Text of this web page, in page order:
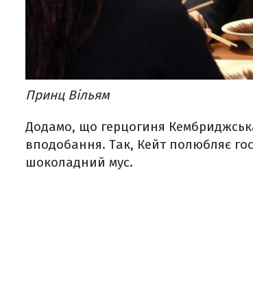
Принц Вільям
Додамо, що герцогиня
вподобання. Так, Кейт полюбляє
шоколадний мус.